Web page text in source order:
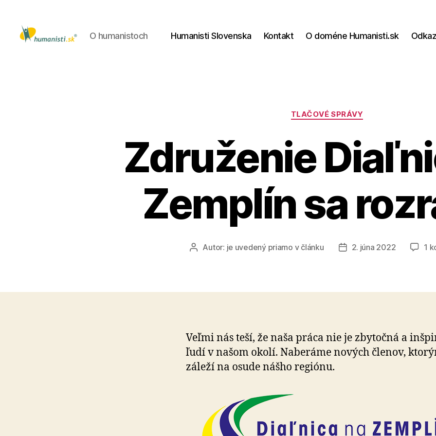
O humanistoch Humanisti Slovenska Kontakt O doméne Humanisti.sk
Kategórie
TLAČOVÉ SPRÁVY
Združenie
Zemplín sa
AutorAutor: je uvedený priamo v článku
Dátum
2. júna 2022 1
Veľmi nás teší, že naša práca nie je zbytočná a
ľudí v našom okolí. Naberáme nových členov,
záleží na osude nášho regiónu.